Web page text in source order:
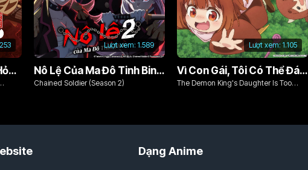
Chim Ăn Lửa: Đội Cứu Hỏa Rách Rưới Vùng Ushu
Lượt xem: 1.589
Nô Lệ Của Ma Đô Tinh Binh (Phần 2)
Chained Soldier (Season 2)
Lượt xem: 1.105
Vì Con Gái, Tôi Có Thể Đánh Bại Cả Ma Vương
The Demon King's Daughter Is Too
Dạng Anime